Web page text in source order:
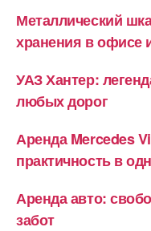
Металлический
хранения в офисе
УАЗ Хантер:
любых дорог
Аренда Mercedes
практичность в
Аренда авто:
забот